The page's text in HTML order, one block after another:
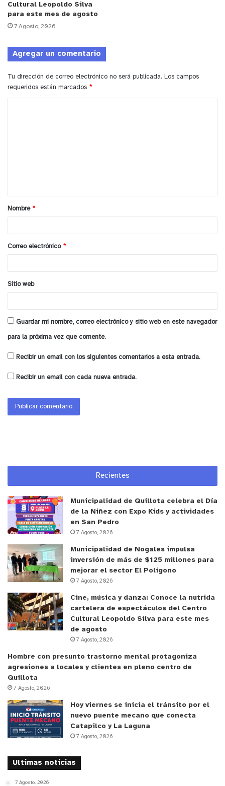
Cultural Leopoldo Silva
para este mes de agosto
7 Agosto, 2026
Agregar un comentario
Tu dirección de correo electrónico no será publicada. Los campos
requeridos están marcados *
a
r
*
Nombre *
Correo electrónico *
Sitio web
Guardar mi nombre, correo electrónico y sitio web en este navegador
para la próxima vez que comente.
Recibir un email con los siguientes comentarios a esta entrada.
Recibir un email con cada nueva entrada.
Recientes
Municipalidad de Quillota celebra el Día
de la Niñez con Expo Kids y actividades
en San Pedro
7 Agosto, 2026
Municipalidad de Nogales impulsa
inversión de más de $125 millones para
mejorar el sector El Polígono
7 Agosto, 2026
Cine, música y danza: Conoce la nutrida
cartelera de espectáculos del Centro
Cultural Leopoldo Silva para este mes
de agosto
7 Agosto, 2026
Hombre con presunto trastorno mental protagoniza
agresiones a locales y clientes en pleno centro de
Quillota
7 Agosto, 2026
Hoy viernes se inicia el tránsito por el
nuevo puente mecano que conecta
Catapilco y La Laguna
7 Agosto, 2026
Ultimas noticias
7 Agosto, 2026